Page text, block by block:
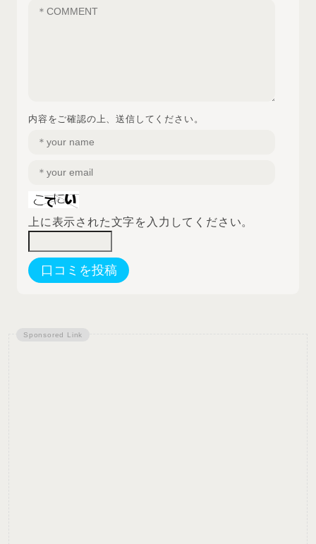
内容をご確認の上、送信してください。
上に表示された文字を入力してください。